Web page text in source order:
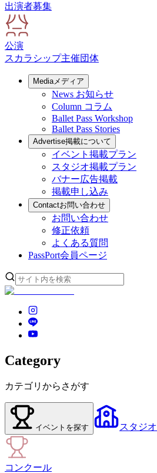
出演者募集
公演
スカラシップ主催団体
Mediaメディア
News お知らせ
Column コラム
Ballet Pass Workshop
Ballet Pass Stories
Advertise掲載について
イベント掲載プラン
スタジオ掲載プラン
バナー広告掲載
掲載申し込み
Contactお問い合わせ
お問い合わせ
修正依頼
よくある質問
PassPort会員ページ
Category
カテゴリからさがす
イベント を探す スタジオ
コンクール